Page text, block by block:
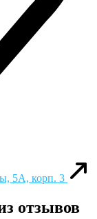
5А, корп. 3
отзывов